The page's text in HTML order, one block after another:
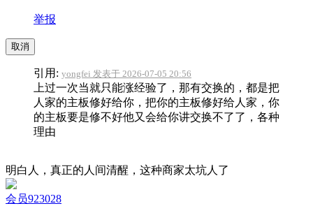
举报
取消
引用: yongfei 发表于 2026-07-05 20:56
上过一次当就只能涨经验了，那有交换的，都是把
人家的主板修好给你，把你的主板修好给人家，你
的主板要是修不好他又会给你讲交换不了了，各种
理由
明白人，真正的人间清醒，这种商家太坑人了
会员923028